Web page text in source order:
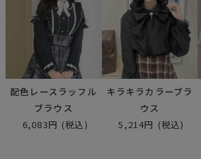
配色レースラッフル
ブラウス
6,083円 (税込)
キラキラカラーブラ
ウス
5,214円 (税込)